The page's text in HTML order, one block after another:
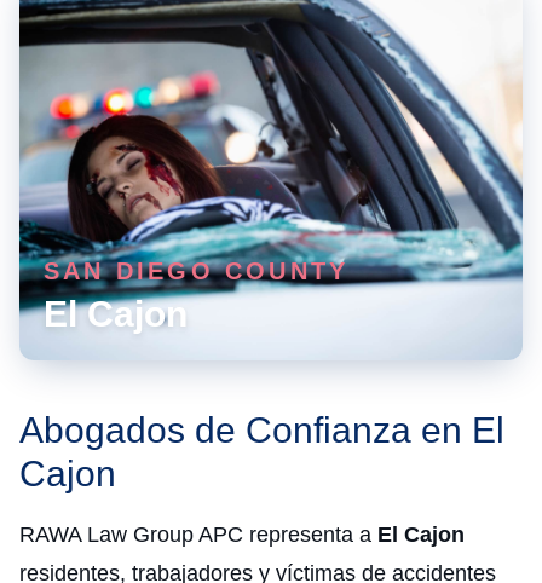
SAN DIEGO COUNTY
El Cajon
Abogados de Confianza en El
Cajon
RAWA Law Group APC representa a El Cajon
residentes, trabajadores y víctimas de accidentes